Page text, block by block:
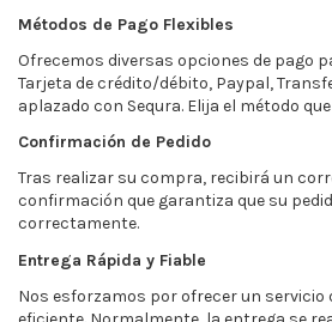
Métodos de Pago Flexibles
Ofrecemos diversas opciones de pago
Tarjeta de crédito/débito, Paypal,
aplazado con Sequra. Elija el método
Confirmación de Pedido
Tras realizar su compra, recibirá un
confirmación que garantiza que su
correctamente.
Entrega Rápida y Fiable
Nos esforzamos por ofrecer un servicio